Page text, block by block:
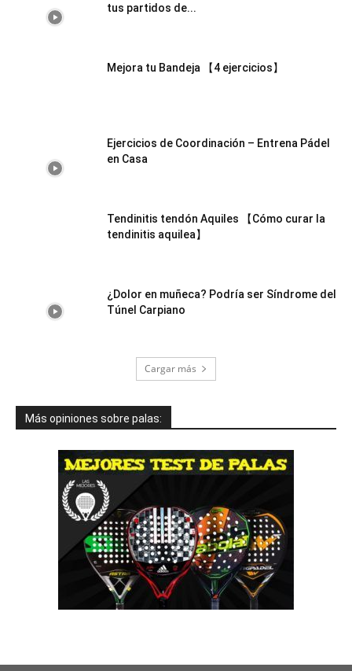
tus partidos de...
Mejora tu Bandeja 【4 ejercicios】
Ejercicios de Coordinación – Entrena Pádel
en Casa
Tendinitis tendón Aquiles 【Cómo curar la
tendinitis aquilea】
¿Dolor en muñeca? Podría ser Síndrome del
Túnel Carpiano
Cargar más
Más opiniones sobre palas: